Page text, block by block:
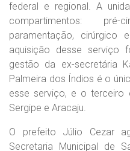
federal e regional. A
compartimentos:
paramentação, cirúrgico
aquisição desse serviço
gestão da ex-secretária
Palmeira dos Índios é o
esse serviço, e o terceiro
Sergipe e Aracaju.
O prefeito Júlio Cezar
Secretaria Municipal de